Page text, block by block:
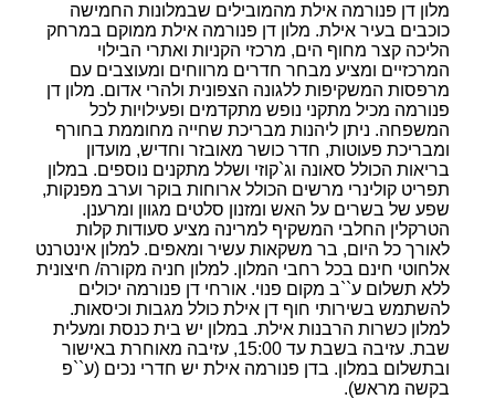
מלון דן פנורמה אילת מהמובילים שבמלונות החמישה
כוכבים בעיר אילת. מלון דן פנורמה אילת ממוקם במרחק
הליכה קצר מחוף הים, מרכזי הקניות ואתרי הבילוי
המרכזיים ומציע מבחר חדרים מרווחים ומעוצבים עם
מרפסות המשקיפות ללגונה הצפונית ולהרי אדום. מלון דן
פנורמה מכיל מתקני נופש מתקדמים ופעילויות לכל
המשפחה. ניתן ליהנות מבריכת שחייה מחוממת בחורף
ומבריכת פעוטות, חדר כושר מאובזר וחדיש, מועדון
בריאות הכולל סאונה וג`קוזי ושלל מתקנים נוספים. במלון
תפריט קולינרי מרשים הכולל ארוחות בוקר וערב מפנקות,
שפע של בשרים על האש ומזנון סלטים מגוון ומרענן.
הטרקלין החלבי המשקיף למרינה מציע סעודות קלות
לאורך כל היום, בר משקאות עשיר ומאפים. למלון אינטרנט
אלחוטי חינם בכל רחבי המלון. למלון חניה מקורה/ חיצונית
ללא תשלום ע``ב מקום פנוי. אורחי דן פנורמה יכולים
להשתמש בשירותי חוף דן אילת כולל מגבות וכיסאות.
למלון כשרות הרבנות אילת. במלון יש בית כנסת ומעלית
שבת. עזיבה בשבת עד 15:00, עזיבה מאוחרת באישור
ובתשלום במלון. בדן פנורמה אילת יש חדרי נכים (ע``פ
בקשה מראש).